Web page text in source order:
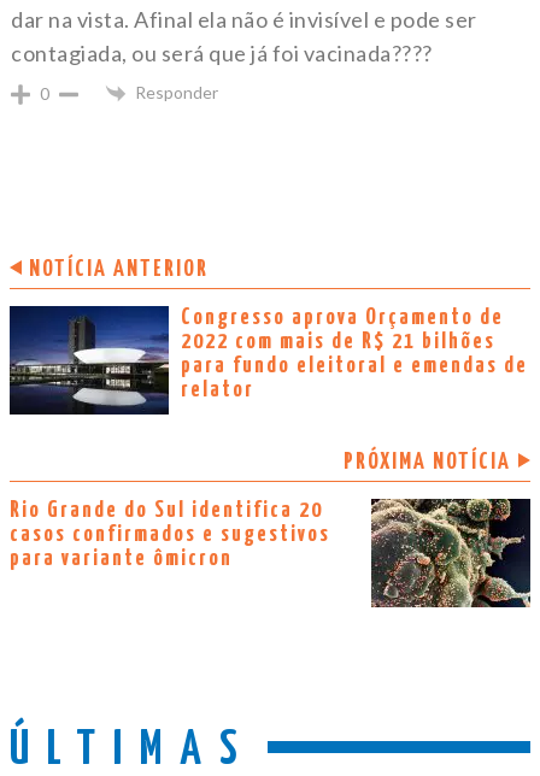
dar na vista. Afinal ela não é invisível e pode ser
contagiada, ou será que já foi vacinada????
0 Responder
NOTÍCIA ANTERIOR
Congresso aprova Orçamento de
2022 com mais de R$ 21 bilhões
para fundo eleitoral e emendas de
relator
PRÓXIMA NOTÍCIA
Rio Grande do Sul identifica 20
casos confirmados e sugestivos
para variante ômicron
ÚLTIMAS